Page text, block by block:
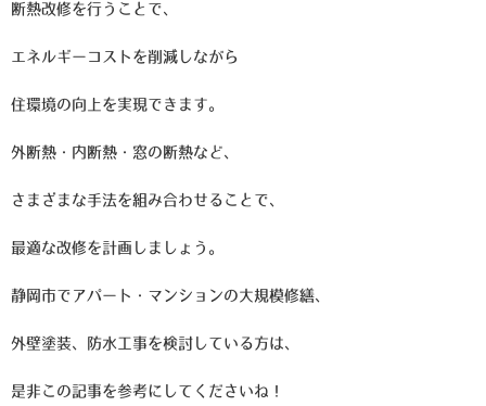
断熱改修を行うことで、
エネルギーコストを削減しながら
住環境の向上を実現できます。
外断熱・内断熱・窓の断熱など、
さまざまな手法を組み合わせることで、
最適な改修を計画しましょう。
静岡市でアパート・マンションの大規模修繕、
外壁塗装、防水工事を検討している方は、
是非この記事を参考にしてくださいね！